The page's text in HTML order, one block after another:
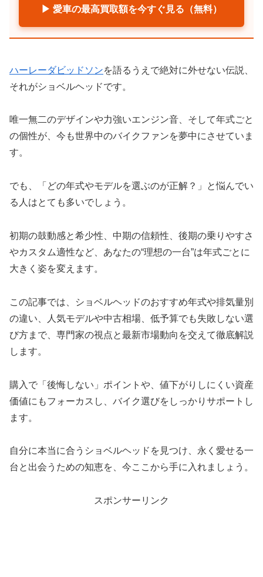
▶ 愛車の最高買取額を今すぐ見る（無料）
ハーレーダビッドソンを語るうえで絶対に外せない伝説、
それがショベルヘッドです。
唯一無二のデザインや力強いエンジン音、そして年式ごと
の個性が、今も世界中のバイクファンを夢中にさせていま
す。
でも、「どの年式やモデルを選ぶのが正解？」と悩んでい
る人はとても多いでしょう。
初期の鼓動感と希少性、中期の信頼性、後期の乗りやすさ
やカスタム適性など、あなたの“理想の一台”は年式ごとに
大きく姿を変えます。
この記事では、ショベルヘッドのおすすめ年式や排気量別
の違い、人気モデルや中古相場、低予算でも失敗しない選
び方まで、専門家の視点と最新市場動向を交えて徹底解説
します。
購入で「後悔しない」ポイントや、値下がりしにくい資産
価値にもフォーカスし、バイク選びをしっかりサポートし
ます。
自分に本当に合うショベルヘッドを見つけ、永く愛せる一
台と出会うための知恵を、今ここから手に入れましょう。
スポンサーリンク